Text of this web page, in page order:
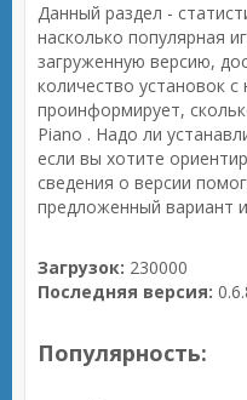
Данный раздел -
насколько популярная
загруженную версию,
количество установок
проинформирует,
Piano . Надо ли
если вы хотите
сведения о версии
предложенный вариант
Загрузок: 230000
Последняя версия:
Популярность: